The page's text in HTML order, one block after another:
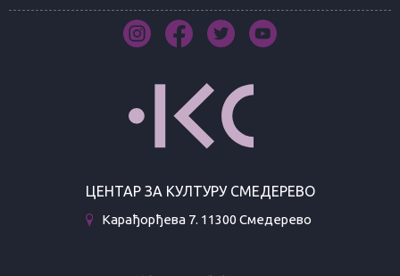
ЦЕНТАР ЗА КУЛТУРУ СМЕДЕРЕВО
Карађорђева 7. 11300 Смедерево